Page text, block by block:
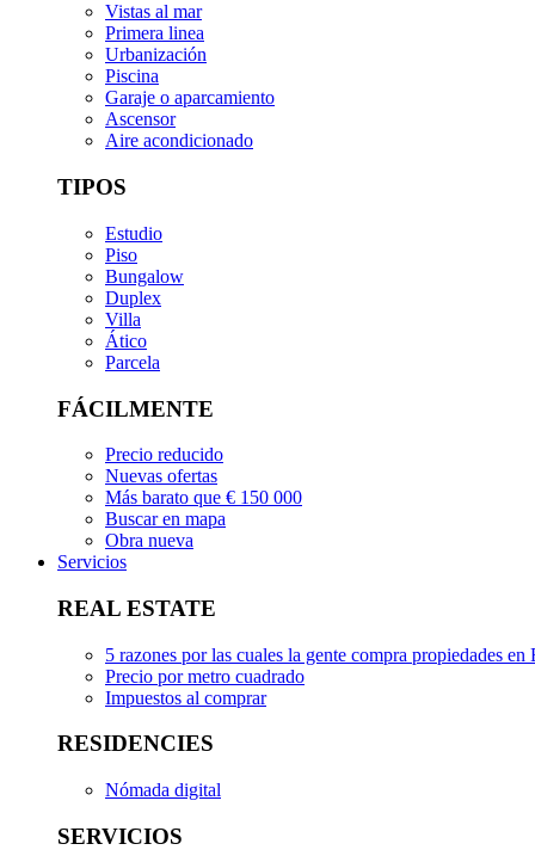
Vistas al mar
Primera linea
Urbanización
Piscina
Garaje o aparcamiento
Ascensor
Aire acondicionado
TIPOS
Estudio
Piso
Bungalow
Duplex
Villa
Ático
Parcela
FÁCILMENTE
Precio reducido
Nuevas ofertas
Más barato que € 150 000
Buscar en mapa
Obra nueva
Servicios
REAL ESTATE
5 razones por las cuales la gente compra propiedades en
Precio por metro cuadrado
Impuestos al comprar
RESIDENCIES
Nómada digital
SERVICIOS